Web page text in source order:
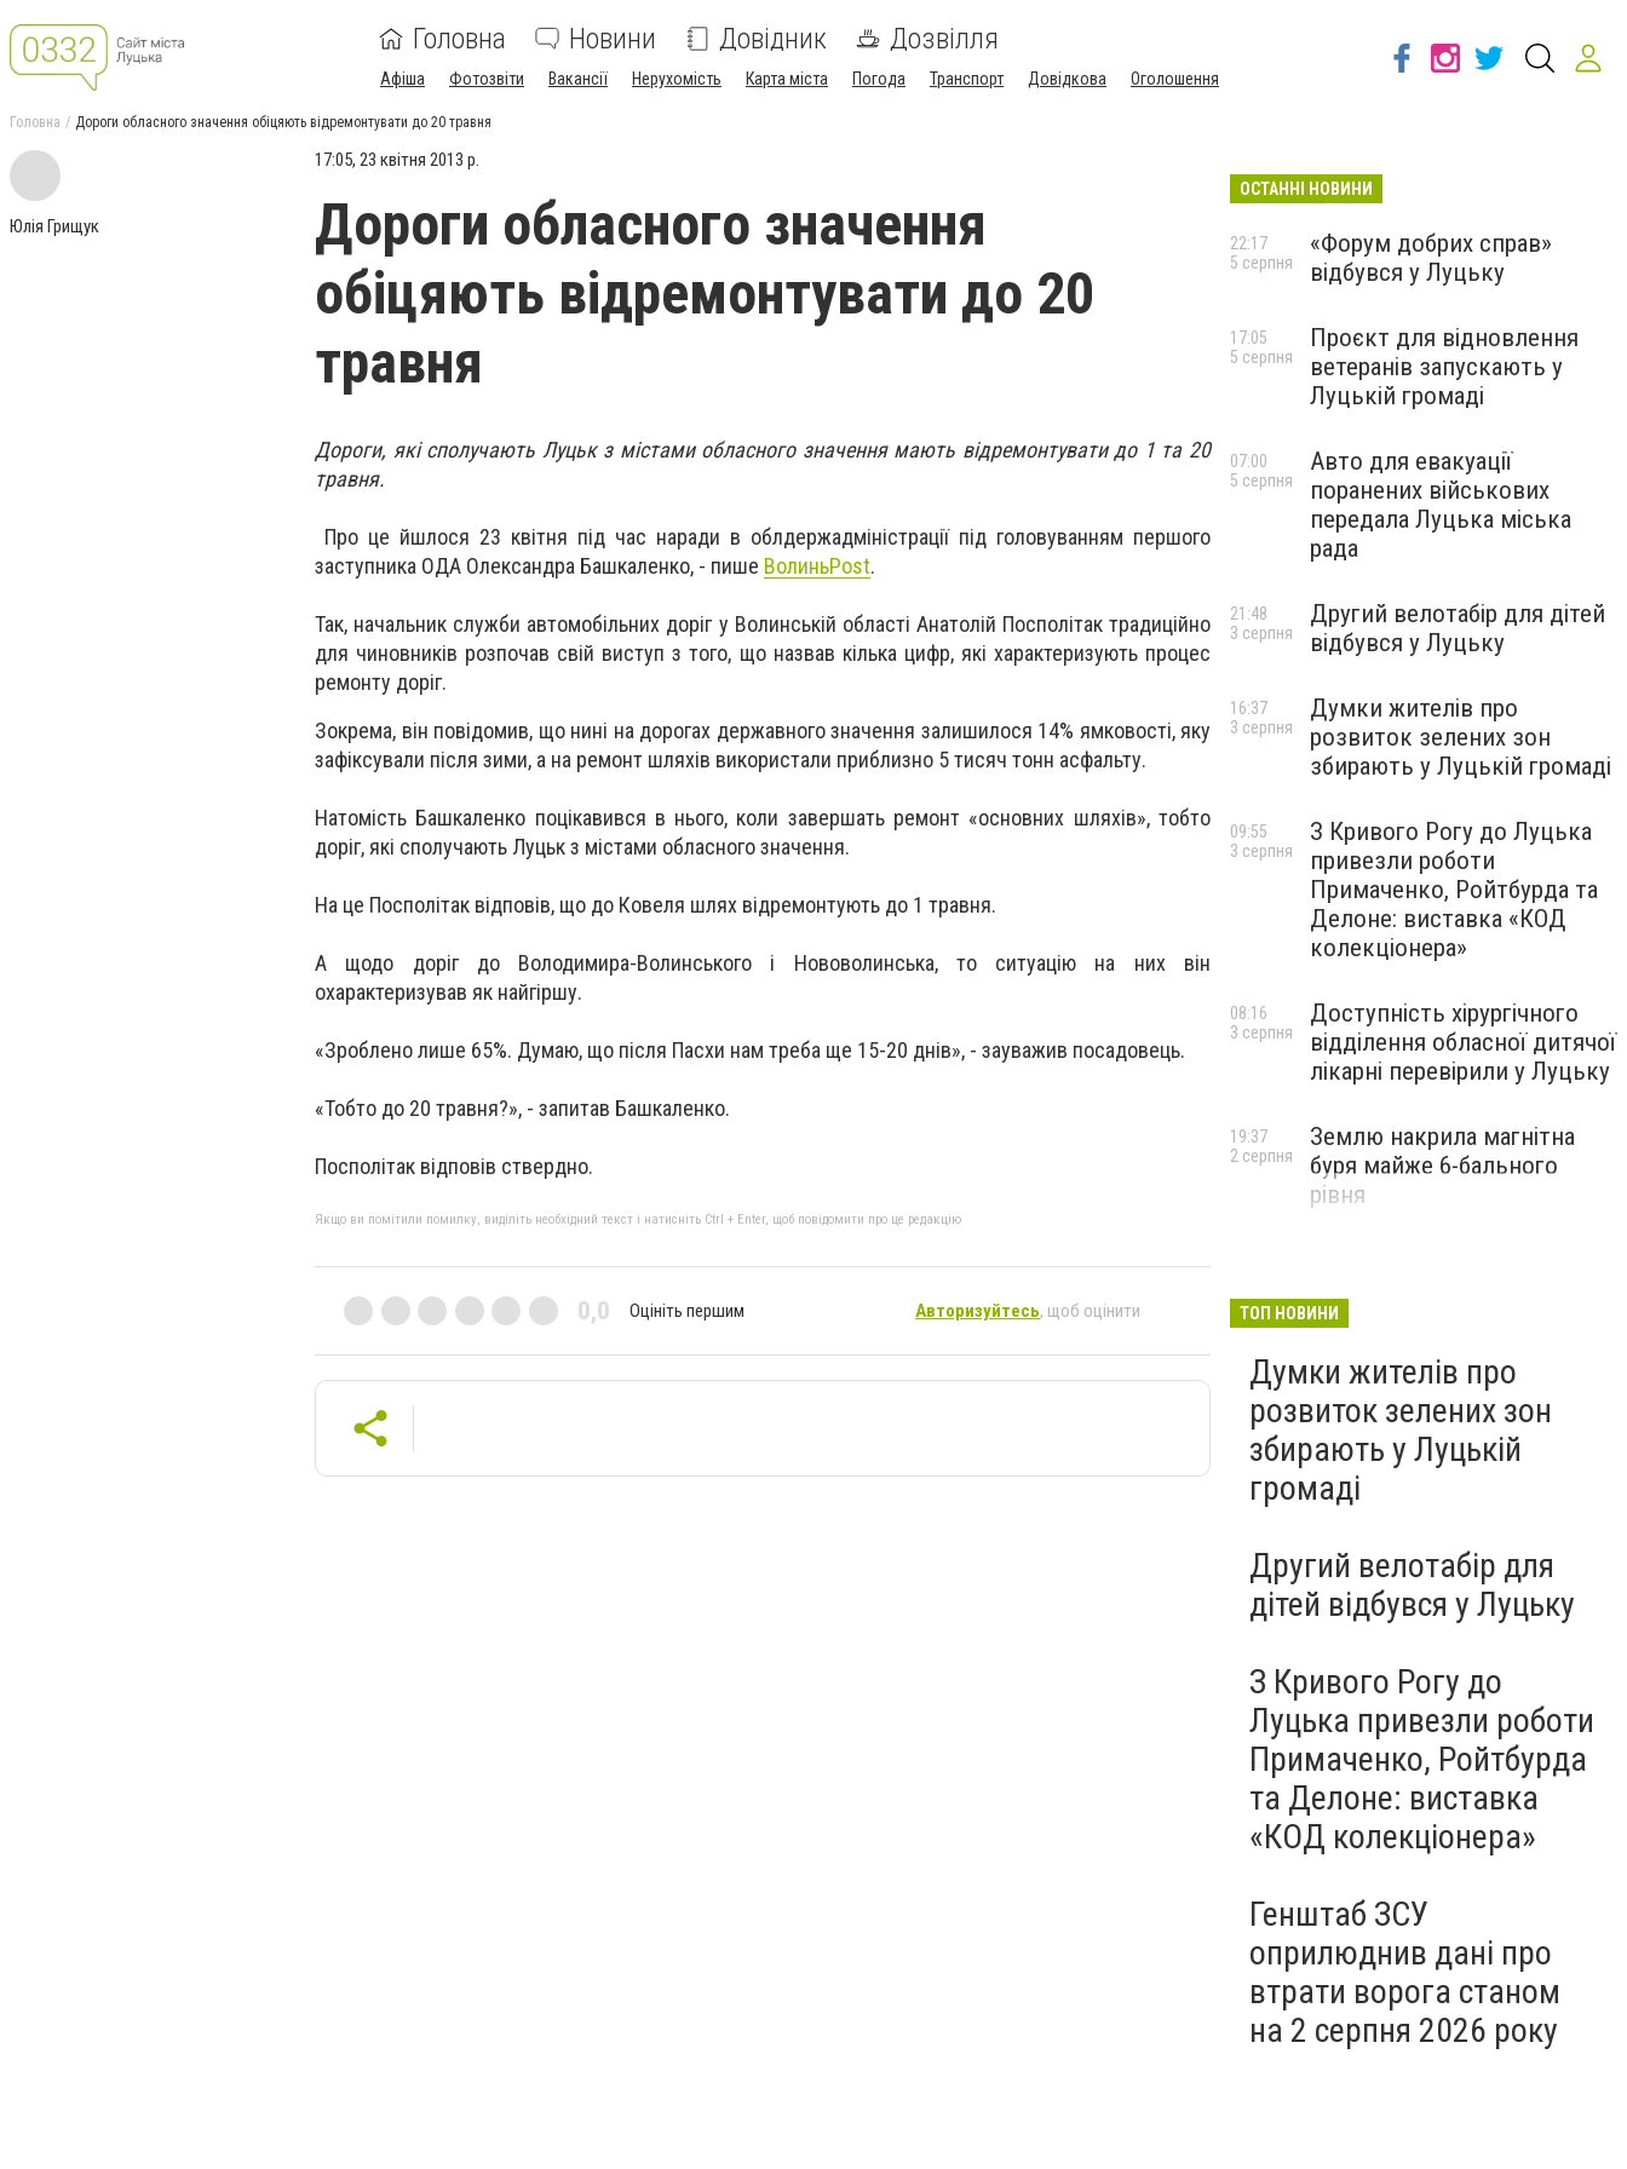
Головна Новини Довідник Дозвілля
Афіша Фотозвіти Вакансії Нерухомість Карта міста Погода Транспорт Довідкова Оголошення
Головна Дороги обласного значення обіцяють відремонтувати до 20 травня
Юлія Грищук
17:05, 23 квітня 2013 р.
Дороги обласного значення
обіцяють відремонтувати до 20
травня
Дороги, які сполучають Луцьк з містами обласного значення мають відремонтувати до 1 та 20
травня.
Про це йшлося 23 квітня під час наради в облдержадміністрації під головуванням першого
заступника ОДА Олександра Башкаленко, - пише ВолиньPost.
Так, начальник служби автомобільних доріг у Волинській області Анатолій Посполітак традиційно
для чиновників розпочав свій виступ з того, що назвав кілька цифр, які характеризують процес
ремонту доріг.
Зокрема, він повідомив, що нині на дорогах державного значення залишилося 14% ямковості, яку
зафіксували після зими, а на ремонт шляхів використали приблизно 5 тисяч тонн асфальту.
Натомість Башкаленко поцікавився в нього, коли завершать ремонт «основних шляхів», тобто
доріг, які сполучають Луцьк з містами обласного значення.
На це Посполітак відповів, що до Ковеля шлях відремонтують до 1 травня.
А щодо доріг до Володимира-Волинського і Нововолинська, то ситуацію на них він
охарактеризував як найгіршу.
«Зроблено лише 65%. Думаю, що після Пасхи нам треба ще 15-20 днів», - зауважив посадовець.
«Тобто до 20 травня?», - запитав Башкаленко.
Посполітак відповів ствердно.
Якщо ви помітили помилку, виділіть необхідний текст і натисніть Ctrl + Enter, щоб повідомити про це редакцію
0,0 Оцініть першим Авторизуйтесь, щоб оцінити
ОСТАННІ НОВИНИ
«Форум добрих справ»
відбувся у Луцьку
22:17
5 серпня
Проєкт для відновлення
ветеранів запускають у
Луцькій громаді
17:05
5 серпня
Авто для евакуації
поранених військових
передала Луцька міська
рада
07:00
5 серпня
Другий велотабір для дітей
відбувся у Луцьку
21:48
3 серпня
Думки жителів про
розвиток зелених зон
збирають у Луцькій громаді
16:37
3 серпня
З Кривого Рогу до Луцька
привезли роботи
Примаченко, Ройтбурда та
Делоне: виставка «КОД
колекціонера»
09:55
3 серпня
Доступність хірургічного
відділення обласної дитячої
лікарні перевірили у Луцьку
08:16
3 серпня
Землю накрила магнітна
буря майже 6-бального
рівня
19:37
2 серпня
ТОП НОВИНИ
Думки жителів про
розвиток зелених зон
збирають у Луцькій
громаді
Другий велотабір для
дітей відбувся у Луцьку
З Кривого Рогу до
Луцька привезли роботи
Примаченко, Ройтбурда
та Делоне: виставка
«КОД колекціонера»
Генштаб ЗСУ
оприлюднив дані про
втрати ворога станом
на 2 серпня 2026 року